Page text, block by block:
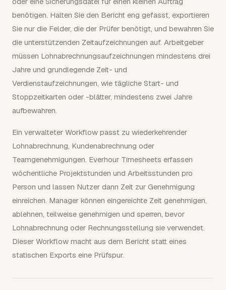
benötigen. Halten Sie den Bericht eng gefasst, exportieren
Sie nur die Felder, die der Prüfer benötigt, und bewahren Sie
die unterstützenden Zeitaufzeichnungen auf. Arbeitgeber
müssen Lohnabrechnungsaufzeichnungen mindestens drei
Jahre und grundlegende Zeit- und
Verdienstaufzeichnungen, wie tägliche Start- und
Stoppzeitkarten oder -blätter, mindestens zwei Jahre
aufbewahren.
Ein verwalteter Workflow passt zu wiederkehrender
Lohnabrechnung, Kundenabrechnung oder
Teamgenehmigungen. Everhour Timesheets erfassen
wöchentliche Projektstunden und Arbeitsstunden pro
Person und lassen Nutzer dann Zeit zur Genehmigung
einreichen. Manager können eingereichte Zeit genehmigen,
ablehnen, teilweise genehmigen und sperren, bevor
Lohnabrechnung oder Rechnungsstellung sie verwendet.
Dieser Workflow macht aus dem Bericht statt eines
statischen Exports eine Prüfspur.